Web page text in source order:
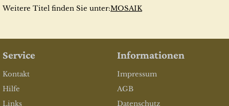
Weitere Titel finden Sie unter:MOSAIK
Service
Kontakt
Hilfe
Links
Informationen
Impressum
AGB
Datenschutz